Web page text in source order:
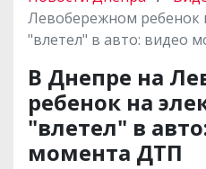
Левобережном ребенок
"влетел" в авто: видео
В Днепре на
ребенок на
"влетел" в
момента ДТП